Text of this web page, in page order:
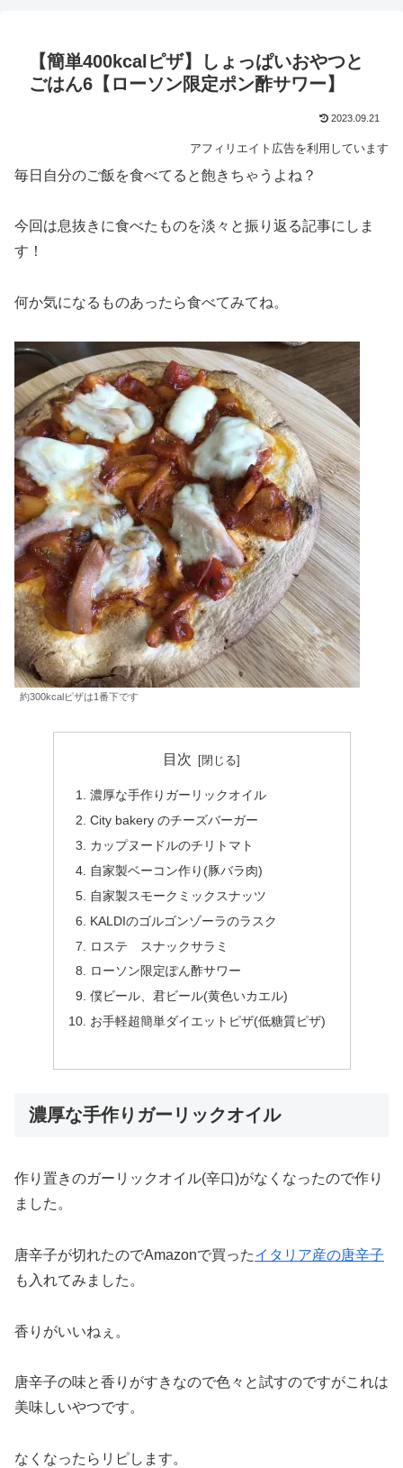
【簡単400kcalピザ】しょっぱいおやつと
ごはん6【ローソン限定ポン酢サワー】
2023.09.21
アフィリエイト広告を利用しています
毎日自分のご飯を食べてると飽きちゃうよね？
今回は息抜きに食べたものを淡々と振り返る記事にしま
す！
何か気になるものあったら食べてみてね。
約300kcalピザは1番下です
目次
濃厚な手作りガーリックオイル
City bakery のチーズバーガー
カップヌードルのチリトマト
自家製ベーコン作り(豚バラ肉)
自家製スモークミックスナッツ
KALDIのゴルゴンゾーラのラスク
ロステ スナックサラミ
ローソン限定ぽん酢サワー
僕ビール、君ビール(黄色いカエル)
お手軽超簡単ダイエットピザ(低糖質ピザ)
濃厚な手作りガーリックオイル
作り置きのガーリックオイル(辛口)がなくなったので作り
ました。
唐辛子が切れたのでAmazonで買ったイタリア産の唐辛子
も入れてみました。
香りがいいねぇ。
唐辛子の味と香りがすきなので色々と試すのですがこれは
美味しいやつです。
なくなったらリピします。